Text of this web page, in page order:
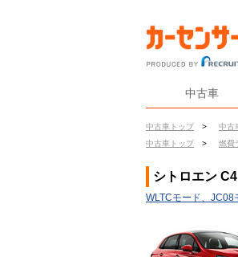
中古車
中古車トップ > 中古
中古車トップ
> 燃費
シトロエン
WLTCモード、JC08